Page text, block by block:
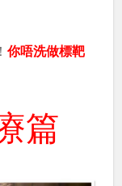
你唔洗做標靶
篇